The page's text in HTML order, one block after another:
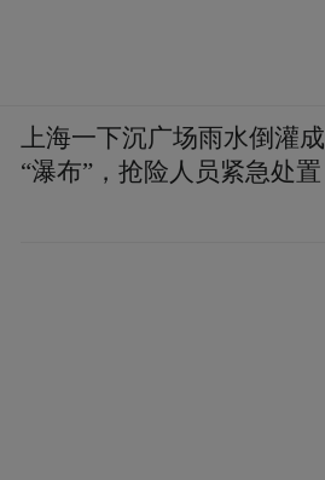
上海一下沉广场雨水倒灌成
“瀑布”，抢险人员紧急处置